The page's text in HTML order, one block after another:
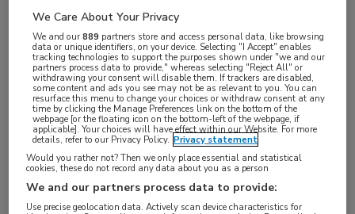
De prevalentie van acne in Generation R, een
populatiegebaseerde prospectieve studie in
Rotterdam, blijkt hoog op de leeftijd van 13 jaar
en is geassocieerd met een gevorderd
Tags:
acne
We Care About Your Privacy
We and our889 partners store and access personal data, like browsing
data or unique identifiers, on your device. Selecting "I Accept" enables
tracking technologies to support the purposes shown under "we and our
partners process data to provide," whereas selecting "Reject All" or
withdrawing your consent will disable them. If trackers are disabled,
some content and ads you see may not be as relevant to you. You can
resurface this menu to change your choices or withdraw consent at any
time by clicking the Manage Preferences link on the bottom of the
webpage [or the floating icon on the bottom-left of the webpage, if
applicable]. Your choices will have effect within our Website. For more
details, refer to our Privacy Policy. Privacy statement
Would you rather not? Then we only place essential and statistical
cookies, these do not record any data about you as a person
We and our partners process data to provide:
Use precise geolocation data. Actively scan device characteristics for